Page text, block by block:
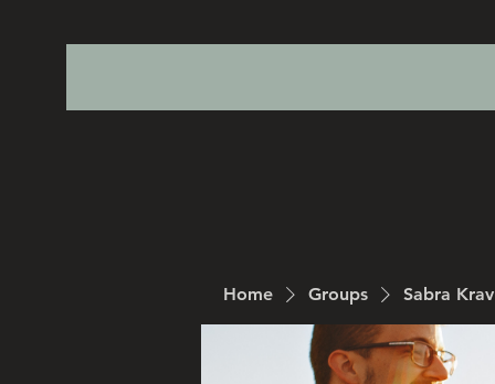
Home Groups Sabra